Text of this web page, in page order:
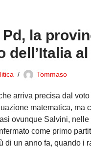
la
dell’Italia
Tommaso
arriva precisa dal
matematica,
ovunque Salvini,
come primo
di un anno fa, quando i